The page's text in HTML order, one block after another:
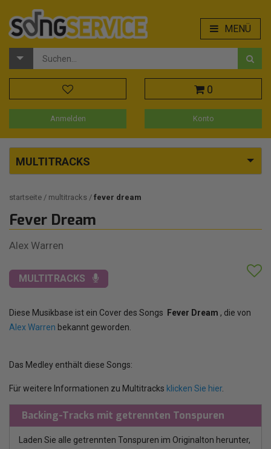
MENÜ
0
Anmelden Konto
MULTITRACKS
startseite multitracks fever dream
Fever Dream
Alex Warren
MULTITRACKS
Diese Musikbase ist ein Cover des Songs Fever Dream , die von
Alex Warren bekannt geworden.
Das Medley enthält diese Songs:
Für weitere Informationen zu Multitracks klicken Sie hier.
Backing-Tracks mit getrennten Tonspuren
Laden Sie alle getrennten Tonspuren im Originalton herunter,